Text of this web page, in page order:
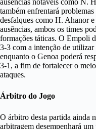
ausências notáveis como N.
também enfrentará
desfalques como H. Ahanor
ausências, ambos os times
formações táticas. O Empoli
3-3 com a intenção de
enquanto o Genoa poderá
3-1, a fim de fortalecer o
ataques.
Árbitro do Jogo
O árbitro desta partida ainda
arbitragem desempenhará